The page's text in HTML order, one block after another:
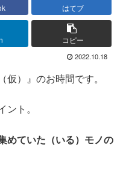
はてブ
コピー
2022.10.18
）』のお時間です。
ト。
めていた（いる）モノの